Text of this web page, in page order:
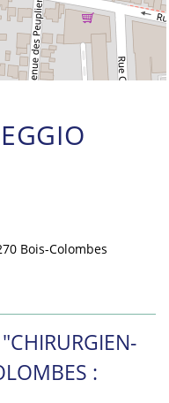
Bois-Colombes
: